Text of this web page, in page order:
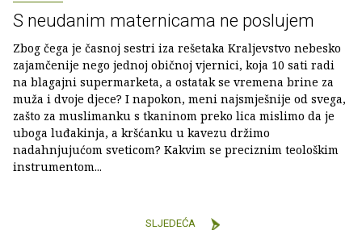
S neudanim maternicama ne poslujem
Zbog čega je časnoj sestri iza rešetaka Kraljevstvo nebesko
zajamčenije nego jednoj običnoj vjernici, koja 10 sati radi
na blagajni supermarketa, a ostatak se vremena brine za
muža i dvoje djece? I napokon, meni najsmješnije od svega,
zašto za muslimanku s tkaninom preko lica mislimo da je
uboga luđakinja, a kršćanku u kavezu držimo
nadahnjujućom sveticom? Kakvim se preciznim teološkim
instrumentom...
SLJEDEĆA